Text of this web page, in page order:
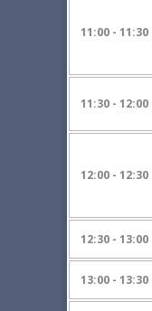
11:00 - 11:30
11:30 - 12:00
12:00 - 12:30
12:30 - 13:00
13:00 - 13:30